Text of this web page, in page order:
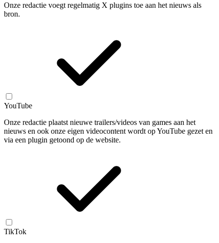
Onze redactie voegt regelmatig X plugins toe aan het nieuws als
bron.
YouTube
Onze redactie plaatst nieuwe trailers/videos van games aan het
nieuws en ook onze eigen videocontent wordt op YouTube gezet en
via een plugin getoond op de website.
TikTok